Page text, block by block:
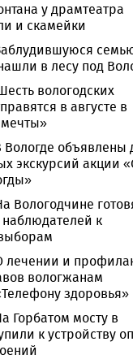
у драмтеатра
и скамейки
в лесу под
вологодских
в августе в
Вологде объявлены
экскурсий акции
Вологодчине
к
лечении и
вологжанам
здоровья»
Горбатом мосту в
к устройству